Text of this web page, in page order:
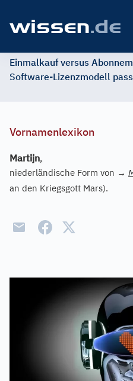
Einmalkauf versus
Software-Lizenzmodell
Vornamenlexikon
Martijn,
niederländische Form von →
an den Kriegsgott Mars).